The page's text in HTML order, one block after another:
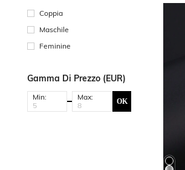
Coppia
Maschile
Feminine
Gamma Di Prezzo (EUR)
Min: Max: OK